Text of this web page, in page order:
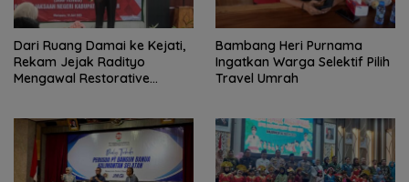
Dari Ruang Damai ke Kejati,
Rekam Jejak Radityo
Mengawal Restorative
Bambang Heri Purnama
Ingatkan Warga Selektif Pilih
Travel Umrah